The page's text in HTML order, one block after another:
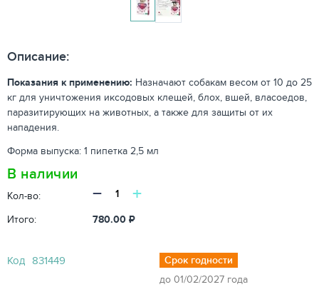
Описание:
Показания к применению: Назначают собакам весом от 10 до 25
кг для уничтожения иксодовых клещей, блох, вшей, власоедов,
паразитирующих на животных, а также для защиты от их
нападения.
Форма выпуска: 1 пипетка 2,5 мл
В наличии
Кол-во: − +
Итого: 780.00 ₽
Код 831449
Срок годности
до 01/02/2027 года